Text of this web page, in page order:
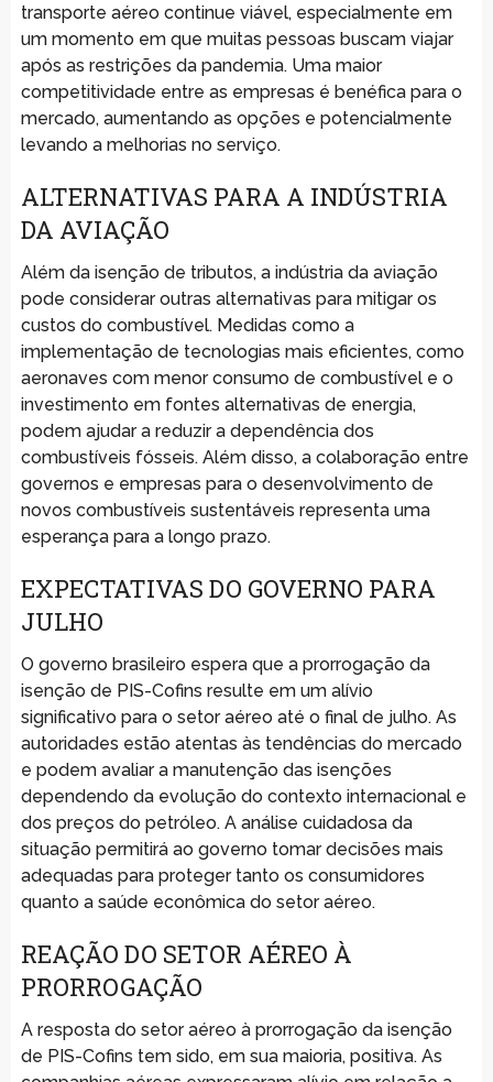
transporte aéreo continue viável, especialmente em
um momento em que muitas pessoas buscam viajar
após as restrições da pandemia. Uma maior
competitividade entre as empresas é benéfica para o
mercado, aumentando as opções e potencialmente
levando a melhorias no serviço.
ALTERNATIVAS PARA A INDÚSTRIA
DA AVIAÇÃO
Além da isenção de tributos, a indústria da aviação
pode considerar outras alternativas para mitigar os
custos do combustível. Medidas como a
implementação de tecnologias mais eficientes, como
aeronaves com menor consumo de combustível e o
investimento em fontes alternativas de energia,
podem ajudar a reduzir a dependência dos
combustíveis fósseis. Além disso, a colaboração entre
governos e empresas para o desenvolvimento de
novos combustíveis sustentáveis representa uma
esperança para a longo prazo.
EXPECTATIVAS DO GOVERNO PARA
JULHO
O governo brasileiro espera que a prorrogação da
isenção de PIS-Cofins resulte em um alívio
significativo para o setor aéreo até o final de julho. As
autoridades estão atentas às tendências do mercado
e podem avaliar a manutenção das isenções
dependendo da evolução do contexto internacional e
dos preços do petróleo. A análise cuidadosa da
situação permitirá ao governo tomar decisões mais
adequadas para proteger tanto os consumidores
quanto a saúde econômica do setor aéreo.
REAÇÃO DO SETOR AÉREO À
PRORROGAÇÃO
A resposta do setor aéreo à prorrogação da isenção
de PIS-Cofins tem sido, em sua maioria, positiva. As